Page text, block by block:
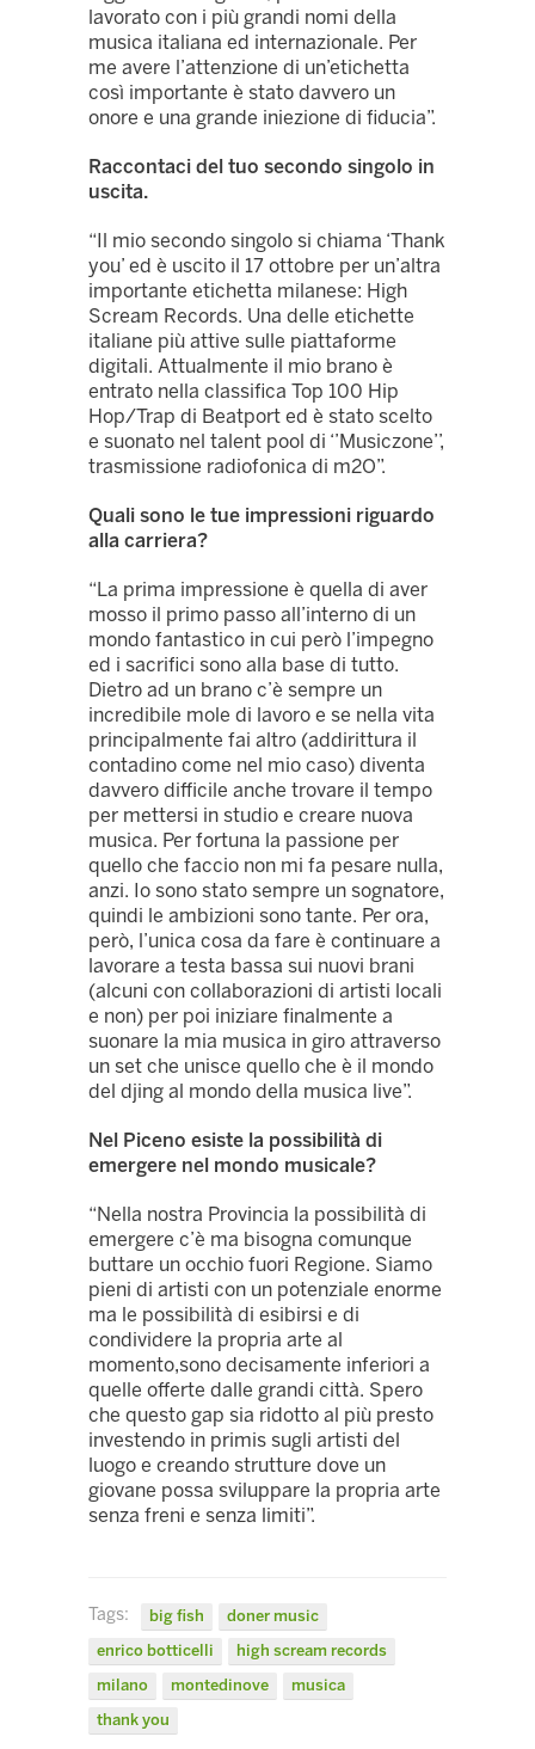
lavorato con i più grandi nomi della
musica italiana ed internazionale. Per
me avere l’attenzione di un’etichetta
così importante è stato davvero un
onore e una grande iniezione di fiducia”.
Raccontaci del tuo secondo singolo in
uscita.
“Il mio secondo singolo si chiama ‘Thank
you’ ed è uscito il 17 ottobre per un’altra
importante etichetta milanese: High
Scream Records. Una delle etichette
italiane più attive sulle piattaforme
digitali. Attualmente il mio brano è
entrato nella classifica Top 100 Hip
Hop/Trap di Beatport ed è stato scelto
e suonato nel talent pool di ‘’Musiczone’’,
trasmissione radiofonica di m2O”.
Quali sono le tue impressioni riguardo
alla carriera?
“La prima impressione è quella di aver
mosso il primo passo all’interno di un
mondo fantastico in cui però l’impegno
ed i sacrifici sono alla base di tutto.
Dietro ad un brano c’è sempre un
incredibile mole di lavoro e se nella vita
principalmente fai altro (addirittura il
contadino come nel mio caso) diventa
davvero difficile anche trovare il tempo
per mettersi in studio e creare nuova
musica. Per fortuna la passione per
quello che faccio non mi fa pesare nulla,
anzi. Io sono stato sempre un sognatore,
quindi le ambizioni sono tante. Per ora,
però, l’unica cosa da fare è continuare a
lavorare a testa bassa sui nuovi brani
(alcuni con collaborazioni di artisti locali
e non) per poi iniziare finalmente a
suonare la mia musica in giro attraverso
un set che unisce quello che è il mondo
del djing al mondo della musica live”.
Nel Piceno esiste la possibilità di
emergere nel mondo musicale?
“Nella nostra Provincia la possibilità di
emergere c’è ma bisogna comunque
buttare un occhio fuori Regione. Siamo
pieni di artisti con un potenziale enorme
ma le possibilità di esibirsi e di
condividere la propria arte al
momento,sono decisamente inferiori a
quelle offerte dalle grandi città. Spero
che questo gap sia ridotto al più presto
investendo in primis sugli artisti del
luogo e creando strutture dove un
giovane possa sviluppare la propria arte
senza freni e senza limiti”.
Tags: big fish
doner music
enrico botticelli
high scream records
milano
montedinove
musica
thank you